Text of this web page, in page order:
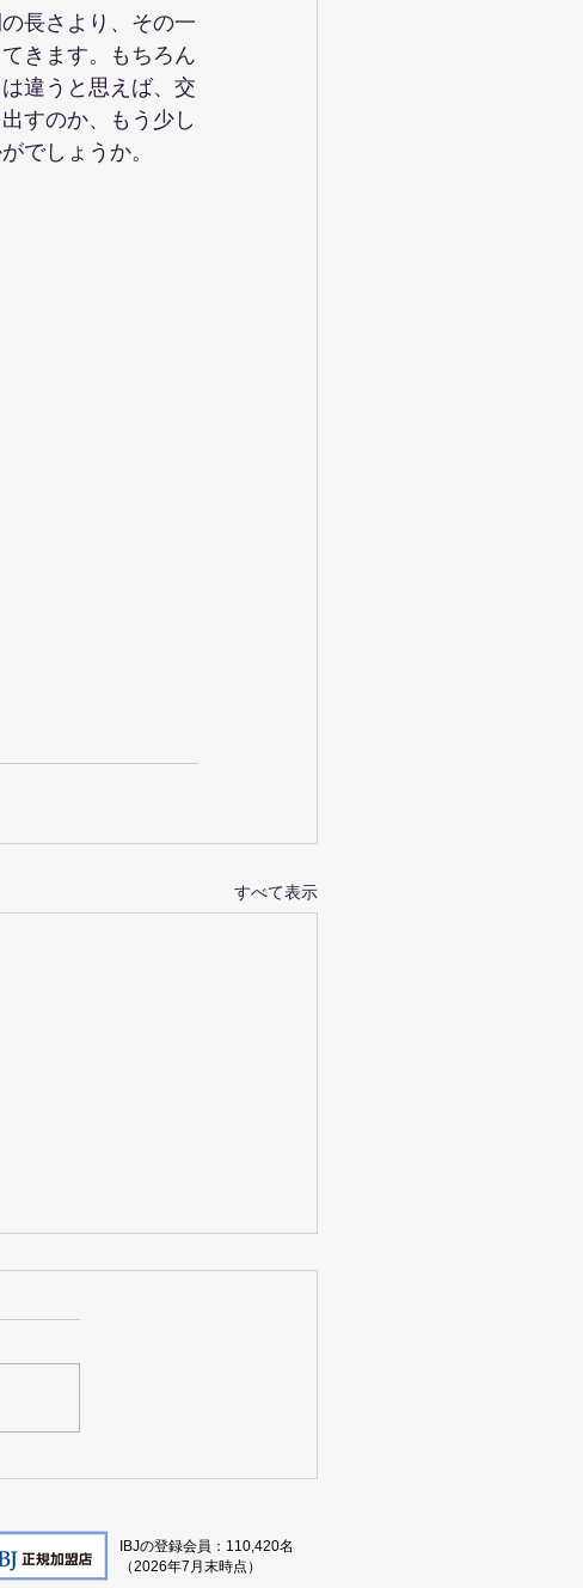
長さより、その一
きます。もちろん
違うと思えば、交
すのか、もう少し
でしょうか。
すべて表示
IBJの登録会員：110,420名
（2026年7月末時点）